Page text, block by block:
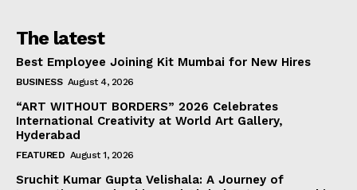
The latest
Best Employee Joining Kit Mumbai for New Hires
BUSINESS August 4, 2026
“ART WITHOUT BORDERS” 2026 Celebrates
International Creativity at World Art Gallery,
Hyderabad
FEATURED August 1, 2026
Sruchit Kumar Gupta Velishala: A Journey of